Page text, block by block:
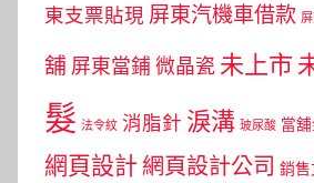
東支票貼現 屏東汽機車借款
舖 屏東當鋪 微晶瓷 未上市
髮 法令紋 消脂針 淚溝 玻尿酸 當
網頁設計 網頁設計公司 銷售